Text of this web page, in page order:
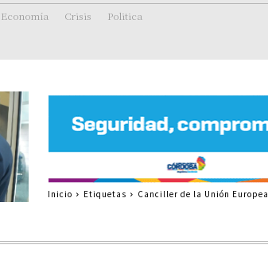
Economía Crisis Politica
Inicio Etiquetas Canciller de la Unión Europea